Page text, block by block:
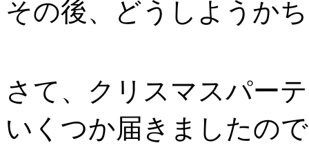
その後、どうしようか
さて、クリスマスパー
いくつか届きましたの